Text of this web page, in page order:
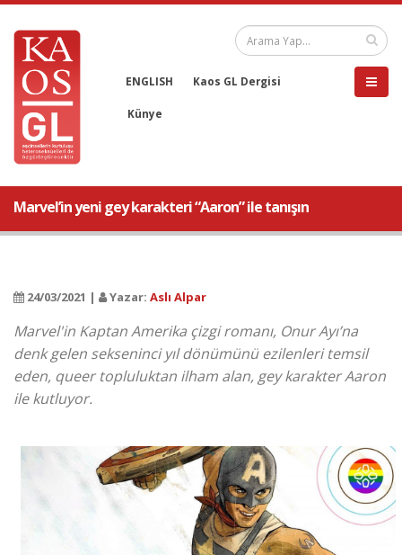
ENGLISH Kaos GL Dergisi
Künye
Marvel’in yeni gey karakteri “Aaron” ile tanışın
24/03/2021 | Yazar: Aslı Alpar
Marvel'in Kaptan Amerika çizgi romanı, Onur Ayı’na
denk gelen sekseninci yıl dönümünü ezilenleri temsil
eden, queer topluluktan ilham alan, gey karakter Aaron
ile kutluyor.